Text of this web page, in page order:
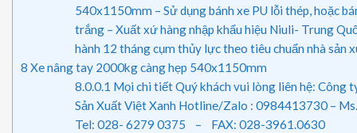
540x1150mm – Sử dụng bánh xe PU lỗi thép, hoặc
trắng – Xuất xứ hàng nhập khẩu hiệu Niuli- Trung
hành 12 tháng cụm thủy lực theo tiêu chuẩn nhà sản
8 Xe nâng tay 2000kg càng hẹp 540x1150mm
8.0.0.1 Mọi chi tiết Quý khách vui lòng liên hệ: Công
Sản Xuất Việt Xanh Hotline/Zalo : 0984413730 –
Tel: 028- 6279 0375 – FAX: 028-3961.0630